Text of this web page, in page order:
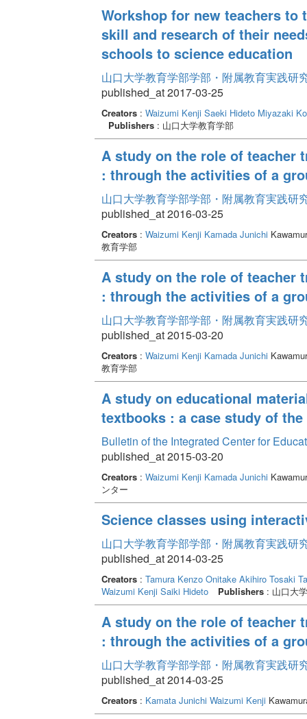
Workshop for new teachers
skill and research of their
schools to science education
山口大学教育学部学部・附属教育実践研
published_at 2017-03-25
Creators: Waizumi Kenji Saeki Hideto Miyazaki
Publishers: 山口大学教育学部
A study on the role of teacher
: through the activities of a
山口大学教育学部学部・附属教育実践研
published_at 2016-03-25
Creators: Waizumi Kenji Kamada Junichi
教育学部
A study on the role of teacher
: through the activities of a
山口大学教育学部学部・附属教育実践研
published_at 2015-03-20
Creators: Waizumi Kenji Kamada Junichi
教育学部
A study on educational
textbooks : a case study of
Bulletin of the Integrated Center for
published_at 2015-03-20
Creators: Waizumi Kenji Kamada Junichi
ンター
Science classes using
山口大学教育学部学部・附属教育実践研
published_at 2014-03-25
Creators: Tamura Kenzo Onitake Akihiro Tosaki
Waizumi Kenji Saiki Hideto Publishers: 山口大
A study on the role of teacher
: through the activities of a
山口大学教育学部学部・附属教育実践研
published_at 2014-03-25
Creators: Kamata Junichi Waizumi Kenji